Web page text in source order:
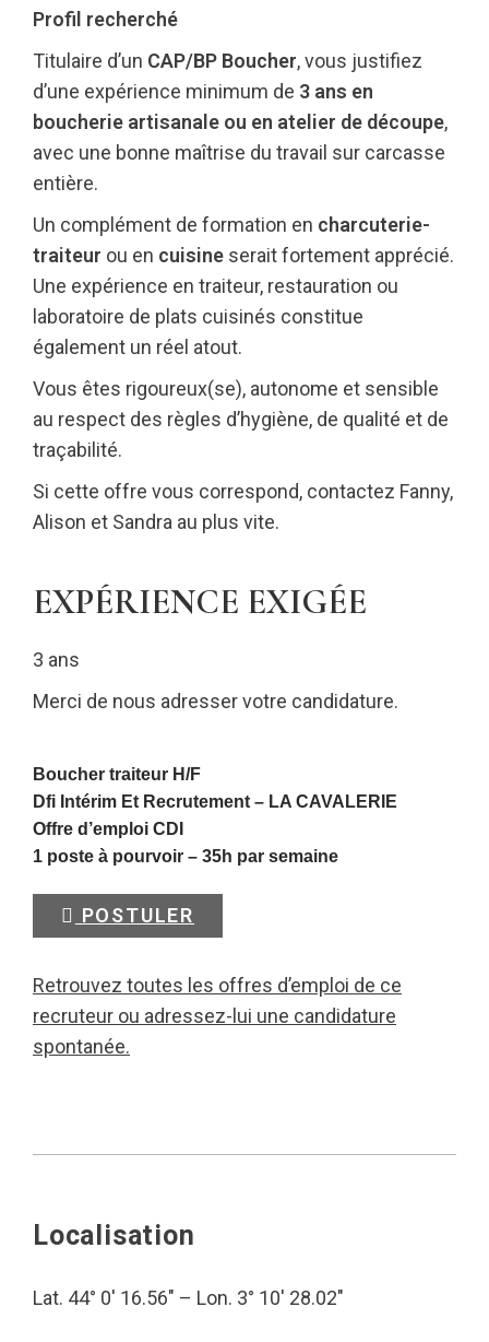
Profil recherché
Titulaire d’un CAP/BP Boucher, vous justifiez
d’une expérience minimum de 3 ans en
boucherie artisanale ou en atelier de découpe,
avec une bonne maîtrise du travail sur carcasse
entière.
Un complément de formation en charcuterie-
traiteur ou en cuisine serait fortement apprécié.
Une expérience en traiteur, restauration ou
laboratoire de plats cuisinés constitue
également un réel atout.
Vous êtes rigoureux(se), autonome et sensible
au respect des règles d’hygiène, de qualité et de
traçabilité.
Si cette offre vous correspond, contactez Fanny,
Alison et Sandra au plus vite.
EXPÉRIENCE EXIGÉE
3 ans
Merci de nous adresser votre candidature.
Boucher traiteur H/F
Dfi Intérim Et Recrutement – LA CAVALERIE
Offre d’emploi CDI
1 poste à pourvoir – 35h par semaine
POSTULER
Retrouvez toutes les offres d’emploi de ce
recruteur ou adressez-lui une candidature
spontanée.
Localisation
Lat. 44° 0′ 16.56″ – Lon. 3° 10′ 28.02″